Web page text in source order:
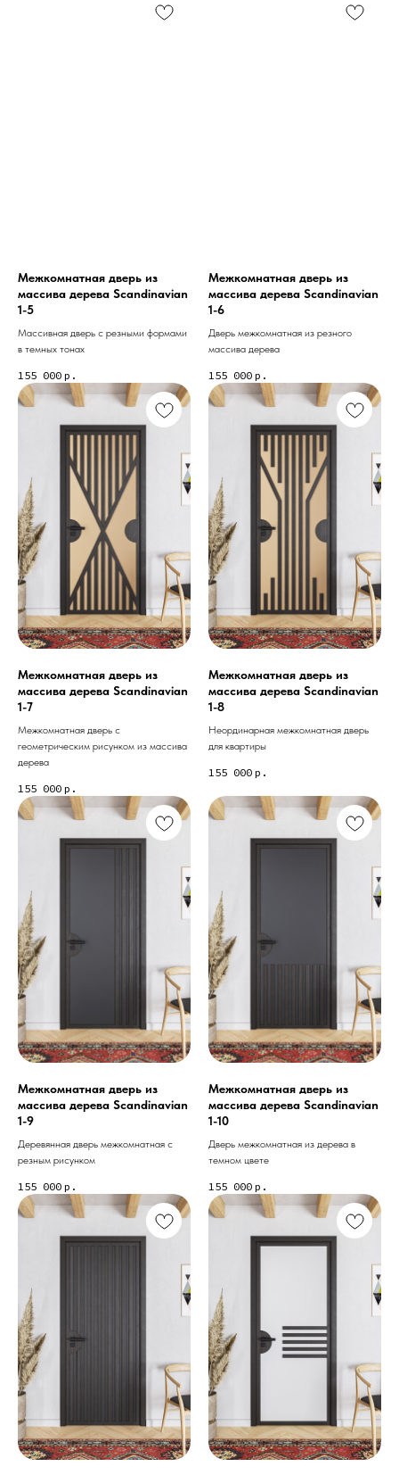
Межкомнатная дверь из
массива дерева Scandinavian
1-5
Массивная дверь с резными формами
в темных тонах
155 000 р.
Межкомнатная дверь из
массива дерева Scandinavian
1-6
Дверь межкомнатная из резного
массива дерева
155 000 р.
Межкомнатная дверь из
массива дерева Scandinavian
1-7
Межкомнатная дверь с
геометрическим рисунком из массива
дерева
155 000 р.
Межкомнатная дверь из
массива дерева Scandinavian
1-8
Неординарная межкомнатная дверь
для квартиры
155 000 р.
Межкомнатная дверь из
массива дерева Scandinavian
1-9
Деревянная дверь межкомнатная с
резным рисунком
155 000 р.
Межкомнатная дверь из
массива дерева Scandinavian
1-10
Дверь межкомнатная из дерева в
темном цвете
155 000 р.